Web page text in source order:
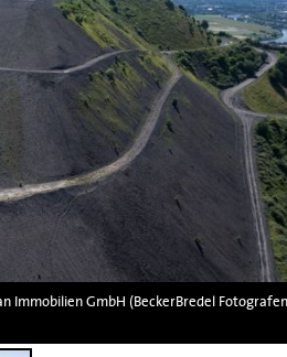
Immobilien GmbH (BeckerBredel